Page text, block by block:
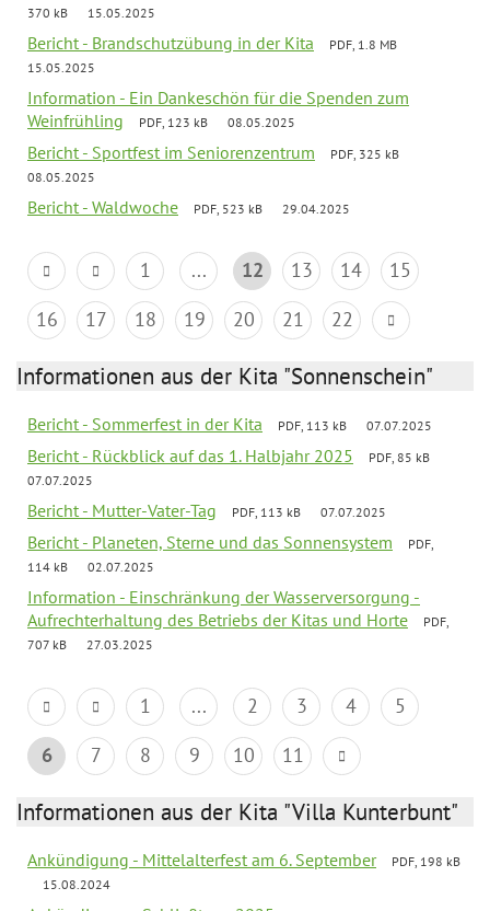
370 kB
15.05.2025
Bericht - Brandschutzübung in der Kita
PDF, 1.8 MB
15.05.2025
Information - Ein Dankeschön für die Spenden zum
Weinfrühling
PDF, 123 kB 08.05.2025
Bericht - Sportfest im Seniorenzentrum
PDF, 325 kB
08.05.2025
Bericht - Waldwoche PDF, 523 kB 29.04.2025
1 ... 12 13 14
15
16
17 18 19 20 21 22
Informationen aus der Kita "Sonnenschein"
Bericht - Sommerfest in der Kita PDF, 113 kB 07.07.2025
Bericht - Rückblick auf das 1. Halbjahr 2025
PDF, 85 kB
07.07.2025
Bericht - Mutter-Vater-Tag PDF, 113 kB 07.07.2025
Bericht - Planeten, Sterne und das Sonnensystem
PDF,
114 kB
02.07.2025
Information - Einschränkung der Wasserversorgung -
Aufrechterhaltung des Betriebs der Kitas und Horte
PDF,
707 kB
27.03.2025
1 ... 2 3 4
5
6
7 8 9 10 11
Informationen aus der Kita "Villa Kunterbunt"
Ankündigung - Mittelalterfest am 6. September
PDF, 198 kB
15.08.2024